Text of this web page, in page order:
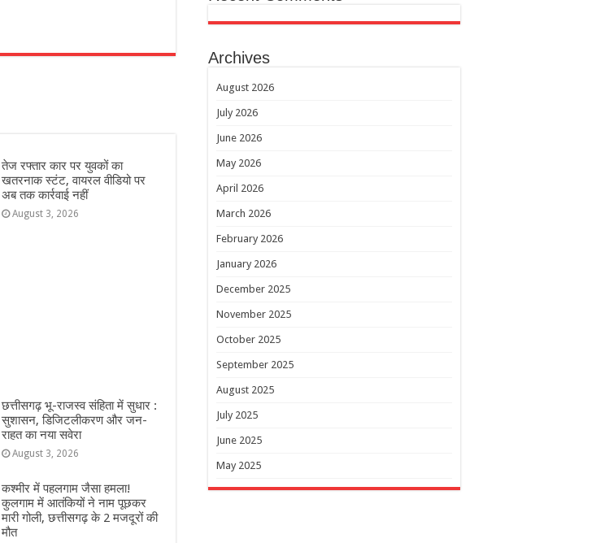
तेज रफ्तार कार पर युवकों का
खतरनाक स्टंट, वायरल वीडियो पर
अब तक कार्रवाई नहीं
August 3, 2026
छत्तीसगढ़ भू-राजस्व संहिता में सुधार :
सुशासन, डिजिटलीकरण और जन-
राहत का नया सवेरा
August 3, 2026
कश्‍मीर में पहलगाम जैसा हमला!
कुलगाम में आतंकियों ने नाम पूछकर
मारी गोली, छत्तीसगढ़ के 2 मजदूरों की
मौत
Archives
August 2026
July 2026
June 2026
May 2026
April 2026
March 2026
February 2026
January 2026
December 2025
November 2025
October 2025
September 2025
August 2025
July 2025
June 2025
May 2025